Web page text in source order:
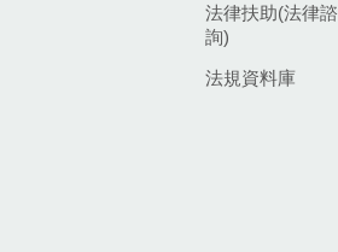
法律扶助(法律諮
詢)
法規資料庫